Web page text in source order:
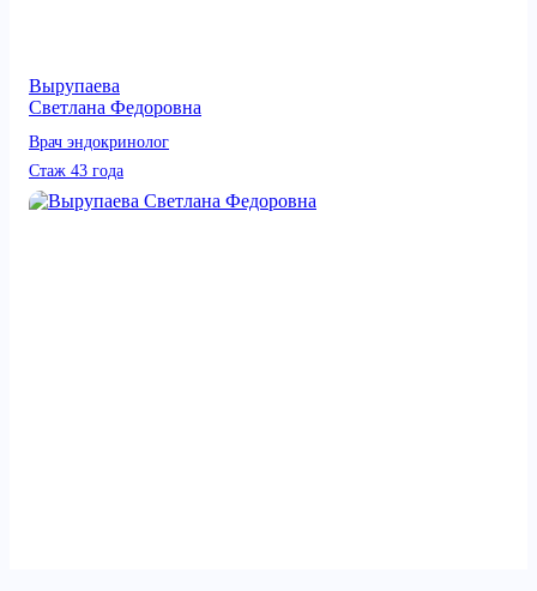
Вырупаева
Светлана Федоровна
Врач эндокринолог
Стаж 43 года